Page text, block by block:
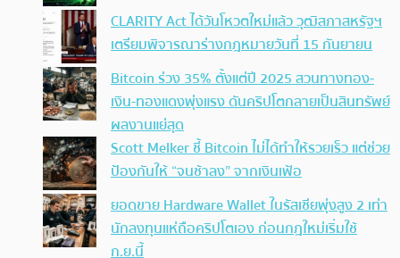
CLARITY Act ได้วันโหวตใหม่แล้ว วุฒิสภาสหรัฐฯ
เตรียมพิจารณาร่างกฎหมายวันที่ 15 กันยายน
Bitcoin ร่วง 35% ตั้งแต่ปี 2025 สวนทางทอง-
เงิน-ทองแดงพุ่งแรง ดันคริปโตกลายเป็นสินทรัพย์
ผลงานแย่สุด
Scott Melker ชี้ Bitcoin ไม่ได้ทำให้รวยเร็ว แต่ช่วย
ป้องกันให้ “จนช้าลง” จากเงินเฟ้อ
ยอดขาย Hardware Wallet ในรัสเซียพุ่งสูง 2 เท่า
นักลงทุนแห่ถือคริปโตเอง ก่อนกฎใหม่เริ่มใช้
ก.ย.นี้